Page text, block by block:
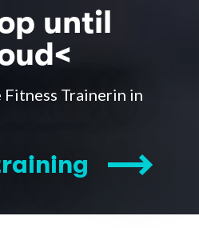
until
Fitness Trainerin in